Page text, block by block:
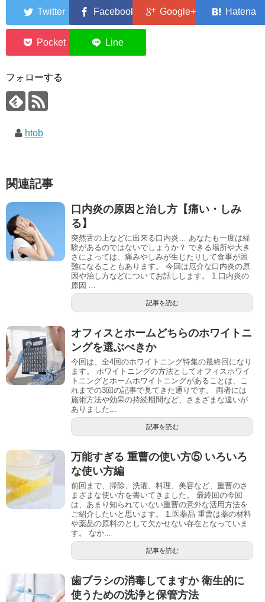
フォローする
htob
関連記事
口内炎の原因と治し方【痛い・しみ
る】
突然舌の上などに出来る口内炎… あなたも一度は経
験があるのではないでしょうか？ できる場所や大き
さによっては、痛みやしみが生じたりして食事が困
難になることもあります。 今回は厄介な口内炎の原
因や治し方などについてお話しします。 1.口内炎の
原因 ...
記事を読む
オフィスとホームどちらのホワイトニ
ングを選ぶべきか
今回は、全4回のホワイトニング特集の最終回になり
ます。 ホワイトニングの方法としてオフィスホワイ
トニングとホームホワイトニングがあることは、こ
れまでの3回の記事で見てきた通りです。 両者には
施術方法や効果の持続期間など、さまざまな違いが
ありました...
記事を読む
万能すぎる 重曹の使い方⑤ いろいろ
な使い方編
前回まで、掃除、洗濯、料理、美容など、重曹のさ
まざまな使い方を書いてきました。 最終回の今回
は、あまり知られていない重曹の意外な活用方法を
ご紹介したいと思います。 1.医薬品 重曹は薬の材料
や薬品の原料のとして欠かせない存在となっていま
す。 なか...
記事を読む
歯ブラシの消毒してますか 衛生的に
使うための洗浄と保管方法